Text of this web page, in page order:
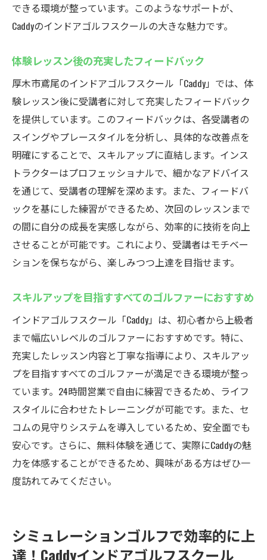
できる環境が整っています。このようなサポートが、
Caddyのインドアゴルフスクールの大きな魅力です。
体験レッスン後の充実したフィードバック
厚木市鳶尾のインドアゴルフスクール「Caddy」では、体
験レッスン後に受講者に対して充実したフィードバック
を提供しています。このフィードバックは、各受講者の
スイングやプレースタイルを分析し、具体的な改善点を
明確にすることで、スキルアップに直結します。インス
トラクターはプロフェッショナルで、細かなアドバイス
を通じて、受講者の理解を深めます。また、フィードバ
ックを基にした練習ができるため、次回のレッスンまで
の間に自分の成長を実感しながら、効率的に技術を向上
させることが可能です。これにより、受講者はモチベー
ションを保ちながら、楽しみつつ上達を目指せます。
スキルアップを目指すすべてのゴルファーにおすすめ
インドアゴルフスクール「Caddy」は、初心者から上級者
まで幅広いレベルのゴルファーにおすすめです。特に、
充実したレッスン内容と丁寧な指導により、スキルアッ
プを目指すすべてのゴルファーが満足できる環境が整っ
ています。24時間営業で自由に練習できるため、ライフ
スタイルに合わせたトレーニングが可能です。また、セ
コムの見守りシステムを導入しているため、安全面でも
安心です。さらに、無料体験を通じて、実際にCaddyの魅
力を体感することができるため、興味がある方はぜひ一
度訪れてみてください。
シミュレーションゴルフで効率的に上
達！Caddyインドアゴルフスクール